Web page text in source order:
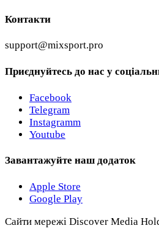
Контакти
support@mixsport.pro
Приєднуйтесь до нас у
Facebook
Telegram
Instagramm
Youtube
Завантажуйте наш додаток
Apple Store
Google Play
Сайти мережі Discover Media